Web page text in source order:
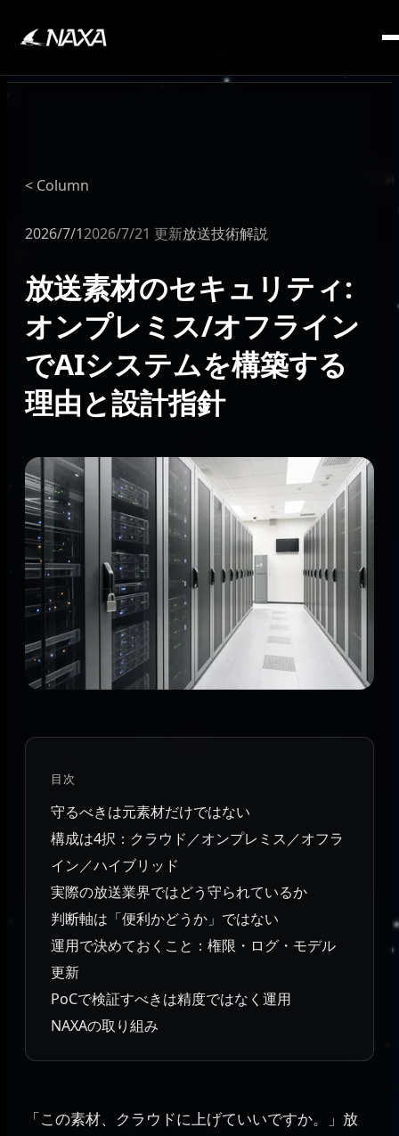
Column
2026/7/12026/7/21 更新放送技術解説
放送素材のセキュリティ:
オンプレミス/オフライン
でAIシステムを構築する
理由と設計指針
目次
守るべきは元素材だけではない
構成は4択：クラウド／オンプレミス／オフラ
イン／ハイブリッド
実際の放送業界ではどう守られているか
判断軸は「便利かどうか」ではない
運用で決めておくこと：権限・ログ・モデル
更新
PoCで検証すべきは精度ではなく運用
NAXAの取り組み
「この素材、クラウドに上げていいですか。」放